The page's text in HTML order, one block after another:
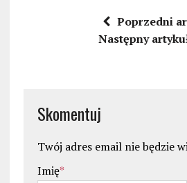
Poprzedni
Następny
Skomentuj
Twój adres email nie będzie
Imię*